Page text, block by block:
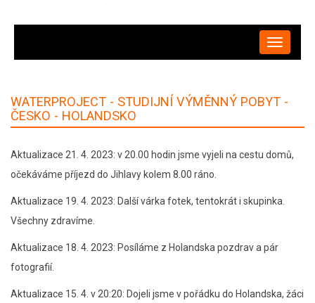
WATERPROJECT - STUDIJNÍ VÝMĚNNÝ POBYT -
ČESKO - HOLANDSKO
Aktualizace 21. 4. 2023: v 20.00 hodin jsme vyjeli na cestu domů,
očekáváme příjezd do Jihlavy kolem 8.00 ráno.
Aktualizace 19. 4. 2023: Další várka fotek, tentokrát i skupinka.
Všechny zdravíme.
Aktualizace 18. 4. 2023: Posíláme z Holandska pozdrav a pár
fotografií.
Aktualizace 15. 4. v 20:20: Dojeli jsme v pořádku do Holandska, žáci